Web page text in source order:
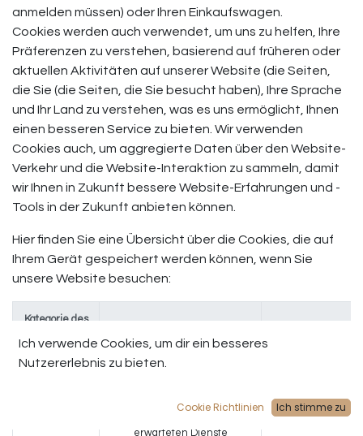
anmelden müssen) oder Ihren Einkaufswagen.
Cookies werden auch verwendet, um uns zu helfen, Ihre
Präferenzen zu verstehen, basierend auf früheren oder
aktuellen Aktivitäten auf unserer Website (die Seiten,
die Sie (die Seiten, die Sie besucht haben), Ihre Sprache
und Ihr Land zu verstehen, was es uns ermöglicht, Ihnen
einen besseren Service zu bieten. Wir verwenden
Cookies auch, um aggregierte Daten über den Website-
Verkehr und die Website-Interaktion zu sammeln, damit
wir Ihnen in Zukunft bessere Website-Erfahrungen und -
Tools in der Zukunft anbieten können.
Hier finden Sie eine Übersicht über die Cookies, die auf
Ihrem Gerät gespeichert werden können, wenn Sie
unsere Website besuchen:
Kategorie des
es der Website ermöglichen,
erwarteten Dienste
Ich verwende Cookies, um dir ein besseres
Nutzererlebnis zu bieten.
Cookie Richtlinien Ich stimme zu